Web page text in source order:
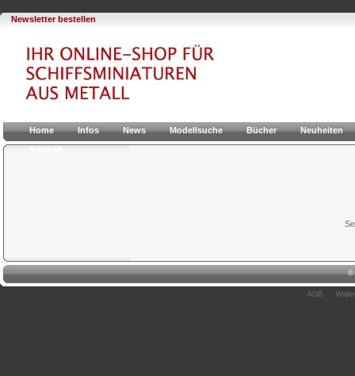
Newsletter bestellen
Home Infos News Modellsuche Bücher
Neuheiten
Kontakt
©
AGB